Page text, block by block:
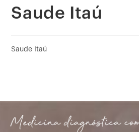
Saude Itaú
Saude Itaú